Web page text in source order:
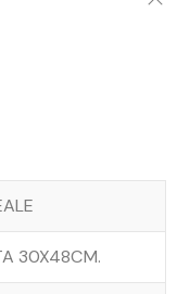
30X48CM.